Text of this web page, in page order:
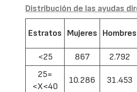
Distribución de las ayudas
Estratos Mujeres Hombres
<25
867 2.792
25=
<X<40
10.286 31.453